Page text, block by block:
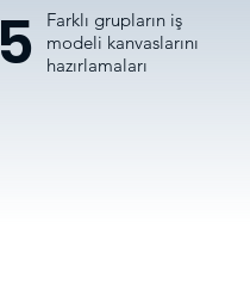
5
Farklı grupların iş
modeli kanvaslarını
hazırlamaları